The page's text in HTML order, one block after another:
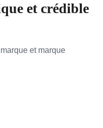
et crédible
et marque